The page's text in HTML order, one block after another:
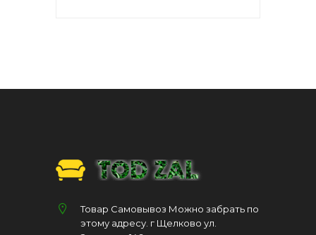
Товар Самовывоз Можно забрать по
этому адресу. г Щелково ул.